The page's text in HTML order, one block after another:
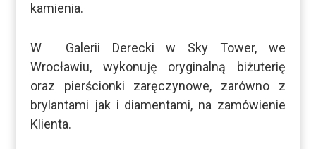
kamienia.
W
Galerii Derecki w Sky Tower, we
Wrocławiu, wykonuję oryginalną biżuterię
oraz pierścionki zaręczynowe, zarówno z
brylantami jak i diamentami, na zamówienie
Klienta.